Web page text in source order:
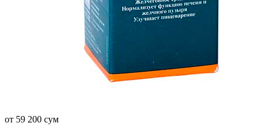
от 59 200 сум